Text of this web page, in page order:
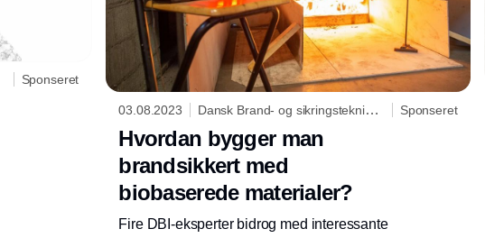
Sponseret
03.08.2023
Dansk Brand- og sikringsteknisk
Sponseret
Hvordan bygger man
brandsikkert med
biobaserede materialer?
Fire DBI-eksperter bidrog med interessante